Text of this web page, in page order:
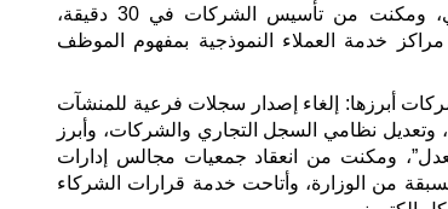
لبيئة الأعمال لتسهيل بدء النشاط التجاري، ومكنت من تأسيس الشركات في 30 دقيقة،
في مراكز خدمة العملاء النموذجية بمفهوم الموظف
أبرزها: إلغاء إصدار سجلات فرعية للمنشآت
نظامي السجل التجاري والشركات، وأبرز
ومكنت من انعقاد جمعيات مجالس إدارات
من الوزارة، وأتاحت خدمة قرارات الشركاء